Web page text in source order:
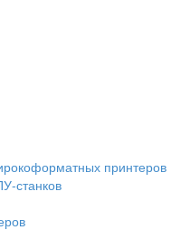
принтеров
станков